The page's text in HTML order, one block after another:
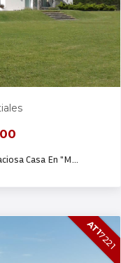
Casa En "M…
AT1
7221